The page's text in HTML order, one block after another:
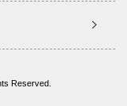
Reserved.